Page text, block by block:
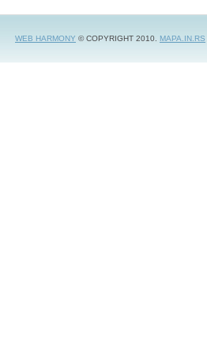
WEB HARMONY © COPYRIGHT 2010. MAPA.IN.RS